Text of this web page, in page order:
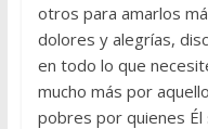
otros para amarlos
dolores y alegrías,
en todo lo que
mucho más por
pobres por quienes